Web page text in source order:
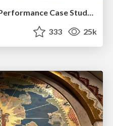
VelocityConf: Rendering Performance Case Studies
333 25k